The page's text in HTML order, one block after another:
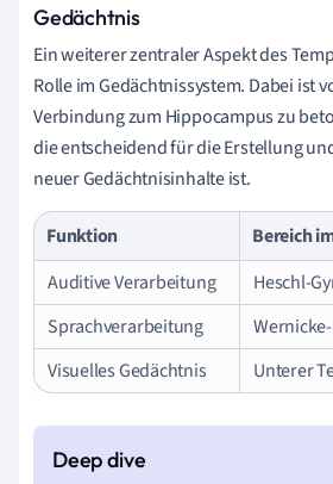
Gedächtnis
Ein weiterer zentraler Aspekt des
Rolle im Gedächtnissystem. Dabei ist
Verbindung zum Hippocampus zu
die entscheidend für die Erstellung
neuer Gedächtnisinhalte ist.
Funktion
Bereich
Auditive Verarbeitung
Heschl-
Sprachverarbeitung
Visuelles Gedächtnis
Unterer